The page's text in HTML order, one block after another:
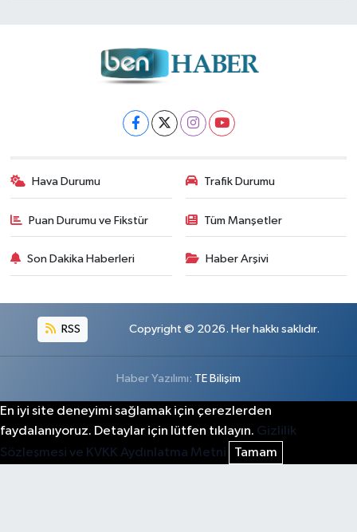
Hava Durumu Trafik Durumu
Puan Durumu ve Fikstür Tüm Manşetler
Son Dakika Haberleri Haber Arşivi
RSS Copyright © 2026. Her hakkı saklıdır.
Haber Yazılımı: TE Bilişim
En iyi site deneyimi sağlamak için çerezlerden
faydalanıyoruz. Detaylar için lütfen tıklayın. Gizlilik
Sözleşmesi ve KVKK Aydınlatma Metni
Tamam